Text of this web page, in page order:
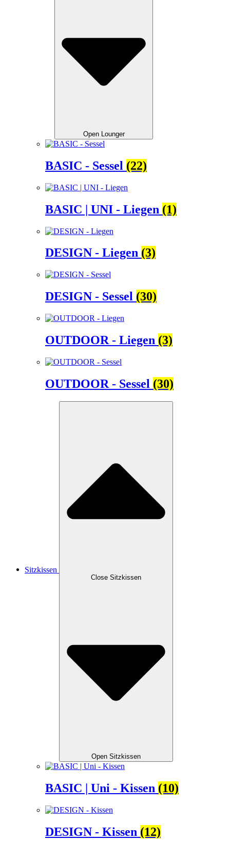
Open Lounger
BASIC - Sessel (22)
BASIC | UNI - Liegen (1)
DESIGN - Liegen (3)
DESIGN - Sessel (30)
OUTDOOR - Liegen (3)
OUTDOOR - Sessel (30)
Sitzkissen
Close Sitzkissen
Open Sitzkissen
BASIC | Uni - Kissen (10)
DESIGN - Kissen (12)